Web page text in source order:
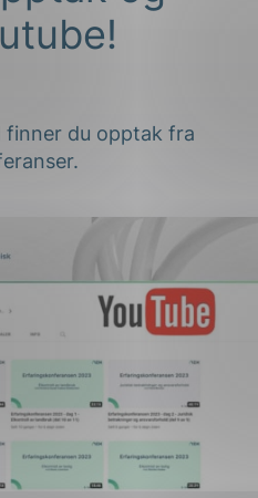
finner du opptak fra